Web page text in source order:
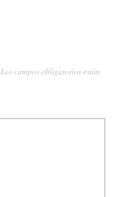
Los campos obligatorios están